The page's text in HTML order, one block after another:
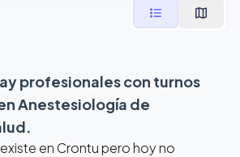
format_list_bulleted map
profesionales con turnos
Anestesiología de
.
en Crontu pero hoy no